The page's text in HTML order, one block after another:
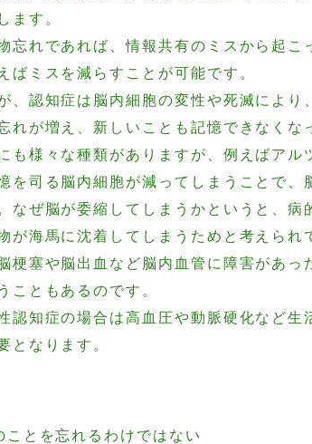
ます。
忘れであれば、情報共有のミスから起こ
ばミスを減らすことが可能です。
、認知症は脳内細胞の変性や死滅により
れが増え、新しいことも記憶できなくな
も様々な種類がありますが、例えばアル
を司る脳内細胞が減ってしまうことで
なぜ脳が委縮してしまうかというと、
が海馬に沈着してしまうためと考えられ
梗塞や脳出血など脳内血管に障害があ
こともあるのです。
認知症の場合は高血圧や動脈硬化など
となります。
ことを忘れるわけではない